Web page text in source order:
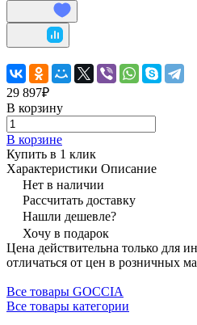
29 897₽
В корзину
В корзине
Купить в 1 клик
Характеристики Описание
Нет в наличии
Рассчитать доставку
Нашли дешевле?
Хочу в подарок
Цена действительна только для
отличаться от цен в розничных
Все товары GOCCIA
Все товары категории